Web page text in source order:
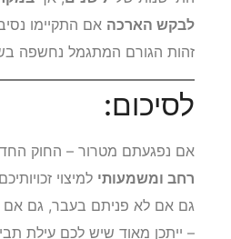
לבקש הארכה אם התקיימו
זהות הגורם המתגמל נחשפה
לסיכום:
אם נפגעתם מטרור – החוק
רחב ומשמעותי למיצוי
גם אם לא פניתם בעבר, גם אם
– ייתכן מאוד שיש לכם עילת